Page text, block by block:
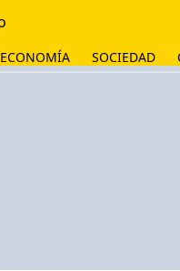
ECONOMÍA SOCIEDAD